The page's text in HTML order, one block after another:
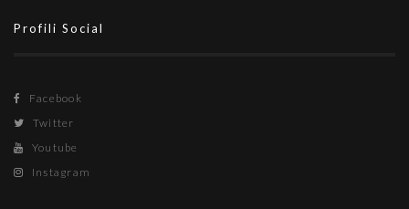
Profili Social
Facebook
Twitter
Youtube
Instagram